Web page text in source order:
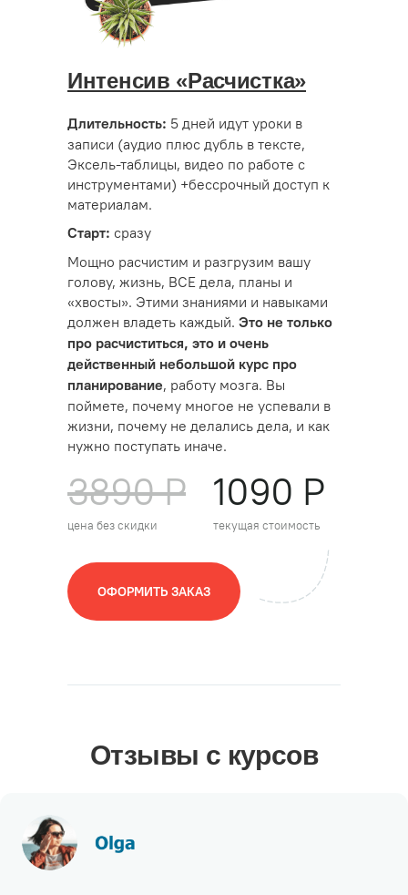
Интенсив «Расчистка»
Длительность: 5 дней идут уроки в
записи (аудио плюс дубль в тексте,
Эксель-таблицы, видео по работе с
инструментами) +бессрочный доступ к
материалам.
Старт: сразу
Мощно расчистим и разгрузим вашу
голову, жизнь, ВСЕ дела, планы и
«хвосты». Этими знаниями и навыками
должен владеть каждый. Это не только
про расчиститься, это и очень
действенный небольшой курс про
планирование, работу мозга. Вы
поймете, почему многое не успевали в
жизни, почему не делались дела, и как
нужно поступать иначе.
ОФОРМИТЬ ЗАКАЗ
3890 Р 1090 Р
цена без скидки текущая стоимость
Отзывы с курсов